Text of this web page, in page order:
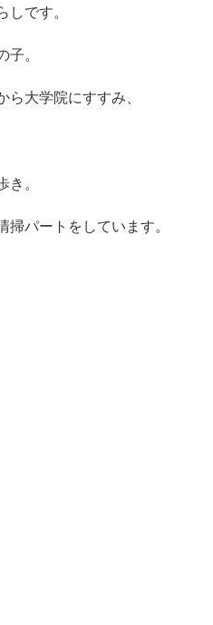
です。
。
大学院にすすみ、
。
パートをしています。